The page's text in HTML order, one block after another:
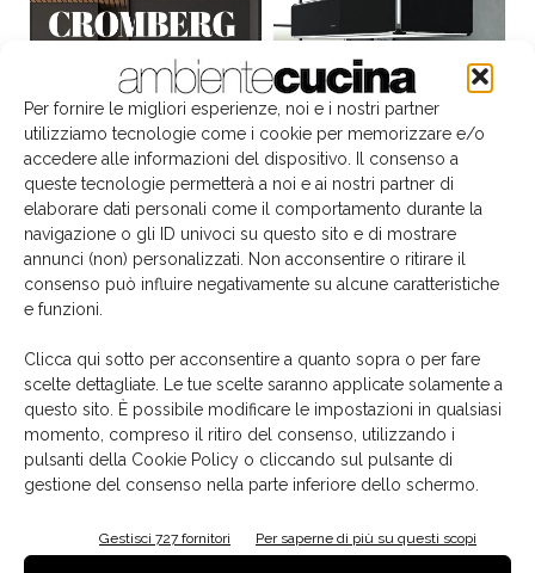
Per fornire le migliori esperienze, noi e i nostri partner
utilizziamo tecnologie come i cookie per memorizzare e/o
accedere alle informazioni del dispositivo. Il consenso a
queste tecnologie permetterà a noi e ai nostri partner di
elaborare dati personali come il comportamento durante la
navigazione o gli ID univoci su questo sito e di mostrare
annunci (non) personalizzati. Non acconsentire o ritirare il
consenso può influire negativamente su alcune caratteristiche
e funzioni.
Clicca qui sotto per acconsentire a quanto sopra o per fare
scelte dettagliate. Le tue scelte saranno applicate solamente a
questo sito. È possibile modificare le impostazioni in qualsiasi
momento, compreso il ritiro del consenso, utilizzando i
pulsanti della Cookie Policy o cliccando sul pulsante di
gestione del consenso nella parte inferiore dello schermo.
Gestisci 727 fornitori Per saperne di più su questi scopi
Il libro del mese